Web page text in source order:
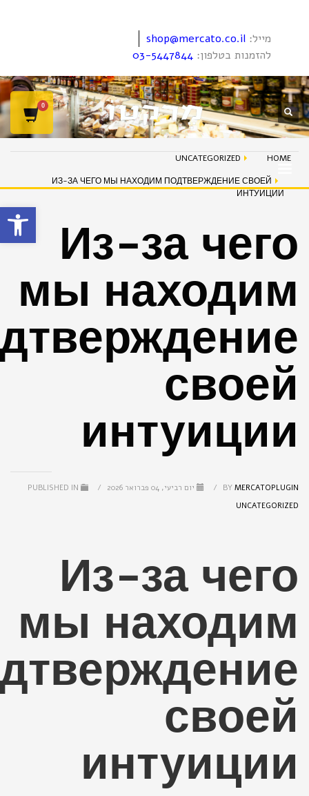
פתח
מייל: shop@mercato.co.il
להזמנות בטלפון: 03-5447844
HOME
UNCATEGORIZED
ИЗ-ЗА ЧЕГО МЫ НАХОДИМ ПОДТВЕРЖДЕНИЕ СВОЕЙ
ИНТУИЦИИ
Из-за чего
мы находим
своей
интуиции
BY MERCATOPLUGIN
/ יום רביעי, 04 פברואר 2026 /
UNCATEGORIZED
Из-за чего
мы находим
своей
интуиции